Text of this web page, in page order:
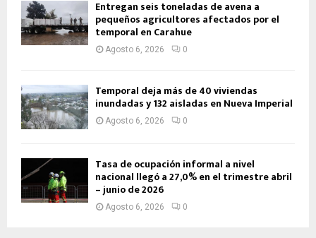
Entregan seis toneladas de avena a
pequeños agricultores afectados por el
temporal en Carahue
Agosto 6, 2026 0
Temporal deja más de 40 viviendas
inundadas y 132 aisladas en Nueva Imperial
Agosto 6, 2026 0
Tasa de ocupación informal a nivel
nacional llegó a 27,0% en el trimestre abril
– junio de 2026
Agosto 6, 2026 0